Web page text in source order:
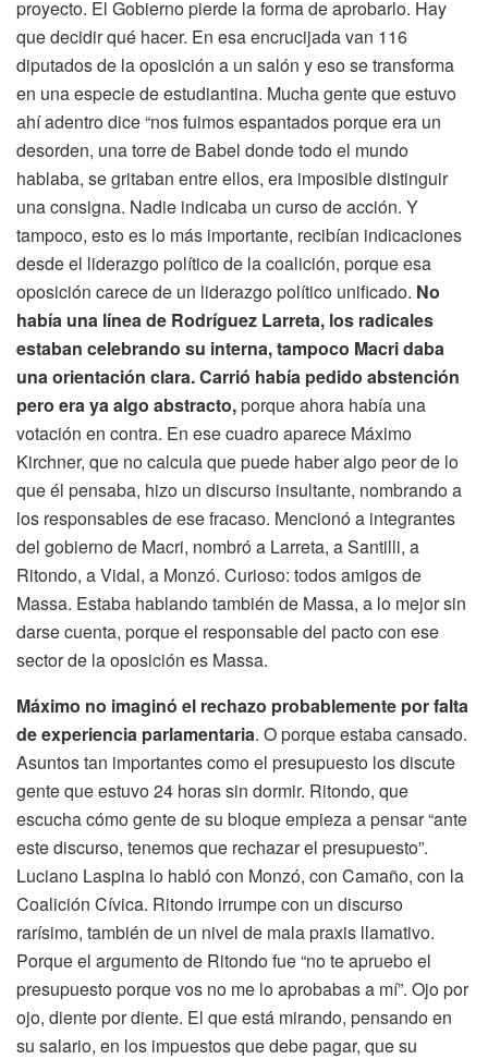
proyecto. El Gobierno pierde la forma de aprobarlo. Hay
que decidir qué hacer. En esa encrucijada van 116
diputados de la oposición a un salón y eso se transforma
en una especie de estudiantina. Mucha gente que estuvo
ahí adentro dice “nos fuimos espantados porque era un
desorden, una torre de Babel donde todo el mundo
hablaba, se gritaban entre ellos, era imposible distinguir
una consigna. Nadie indicaba un curso de acción. Y
tampoco, esto es lo más importante, recibían indicaciones
desde el liderazgo político de la coalición, porque esa
oposición carece de un liderazgo político unificado. No
había una línea de Rodríguez Larreta, los radicales
estaban celebrando su interna, tampoco Macri daba
una orientación clara. Carrió había pedido abstención
pero era ya algo abstracto,porque ahora había una
votación en contra. En ese cuadro aparece Máximo
Kirchner, que no calcula que puede haber algo peor de lo
que él pensaba, hizo un discurso insultante, nombrando a
los responsables de ese fracaso. Mencionó a integrantes
del gobierno de Macri, nombró a Larreta, a Santilli, a
Ritondo, a Vidal, a Monzó. Curioso: todos amigos de
Massa. Estaba hablando también de Massa, a lo mejor sin
darse cuenta, porque el responsable del pacto con ese
sector de la oposición es Massa.
Máximo no imaginó el rechazo probablemente por falta
de experiencia parlamentaria. O porque estaba cansado.
Asuntos tan importantes como el presupuesto los discute
gente que estuvo 24 horas sin dormir. Ritondo, que
escucha cómo gente de su bloque empieza a pensar “ante
este discurso, tenemos que rechazar el presupuesto”.
Luciano Laspina lo habló con Monzó, con Camaño, con la
Coalición Cívica. Ritondo irrumpe con un discurso
rarísimo, también de un nivel de mala praxis llamativo.
Porque el argumento de Ritondo fue “no te apruebo el
presupuesto porque vos no me lo aprobabas a mí”. Ojo por
ojo, diente por diente. El que está mirando, pensando en
su salario, en los impuestos que debe pagar, que su